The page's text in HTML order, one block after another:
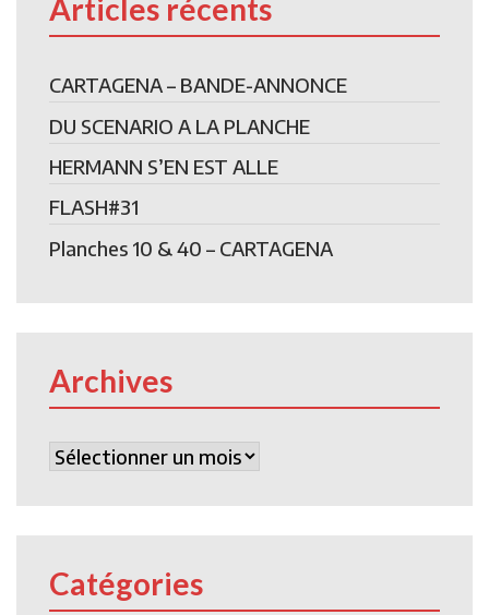
Articles récents
CARTAGENA – BANDE-ANNONCE
DU SCENARIO A LA PLANCHE
HERMANN S’EN EST ALLE
FLASH#31
Planches 10 & 40 – CARTAGENA
Archives
Archives
Catégories